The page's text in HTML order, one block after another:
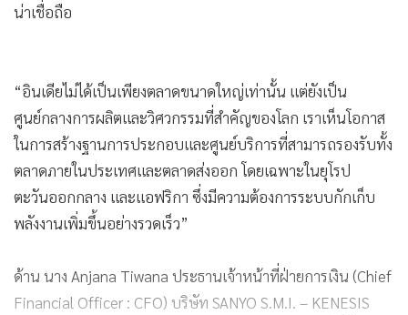
น่าเชื่อถือ
“อินเดียไม่ได้เป็นเพียงตลาดขนาดใหญ่เท่านั้น แต่ยังเป็น
ศูนย์กลางการผลิตและวิศวกรรมที่สำคัญของโลก เราเห็นโอกาส
ในการสร้างฐานการประกอบและศูนย์บริการที่สามารถรองรับทั้ง
ตลาดภายในประเทศและตลาดส่งออก โดยเฉพาะในยุโรป
ตะวันออกกลาง และแอฟริกา ซึ่งมีความต้องการระบบกักเก็บ
พลังงานเพิ่มขึ้นอย่างรวดเร็ว”
ด้าน นาง Anjana Tiwana ประธานเจ้าหน้าที่ฝ่ายการเงิน (Chief
Financial Officer : CFO) บริษัท SANYO S.M.I. – KENESIS